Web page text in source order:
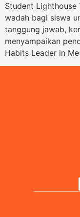
Student Lighthouse
wadah bagi siswa
tanggung jawab,
menyampaikan
Habits Leader in